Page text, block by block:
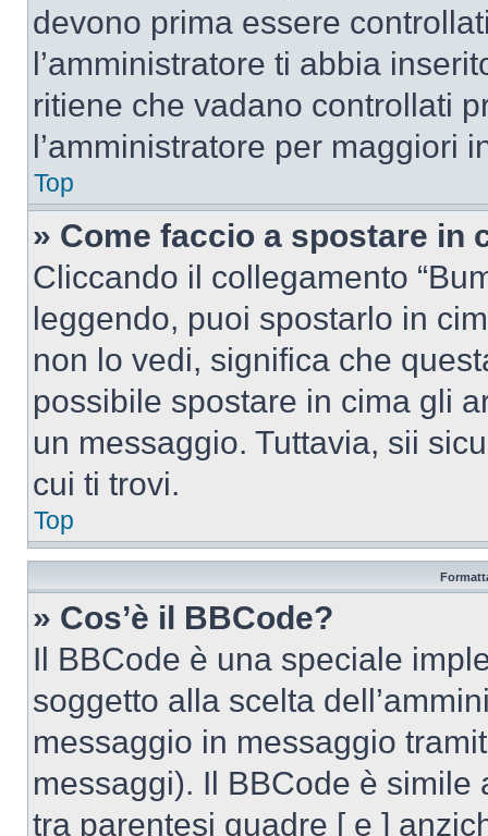
devono prima essere
l’amministratore ti abbia
ritiene che vadano controllati
l’amministratore per maggiori
Top
» Come faccio a spostare in
Cliccando il collegamento
leggendo, puoi spostarlo in
non lo vedi, significa che
possibile spostare in cima gli
un messaggio. Tuttavia, sii
cui ti trovi.
Top
» Cos’è il BBCode?
Il BBCode è una speciale
soggetto alla scelta
messaggio in messaggio
messaggi). Il BBCode è simile
tra parentesi quadre [ e ]